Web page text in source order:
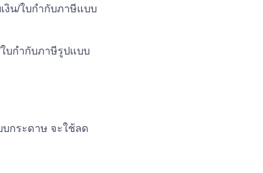
งิน/ใบกำกับภาษีแบบ
บกำกับภาษีรูปแบบ
บกระดาษ จะใช้ลด